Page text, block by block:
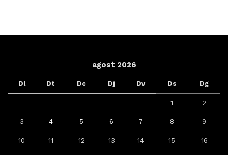
agost 2026
Dl Dt Dc Dj Dv Ds Dg
1 2
3 4 5 6 7 8 9
10 11 12 13 14 15 16